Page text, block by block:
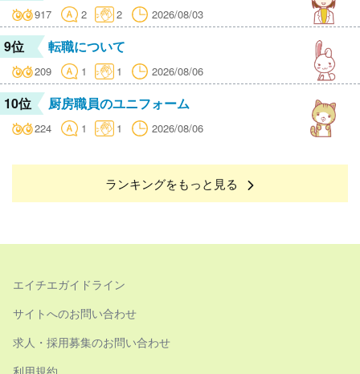
917 2 2 2026/08/03
9位 転職について
209 1 1 2026/08/06
10位 厨房職員のユニフォーム
224 1 1 2026/08/06
ランキングをもっと見る
エイチエガイドライン
サイトへのお問い合わせ
求人・採用募集のお問い合わせ